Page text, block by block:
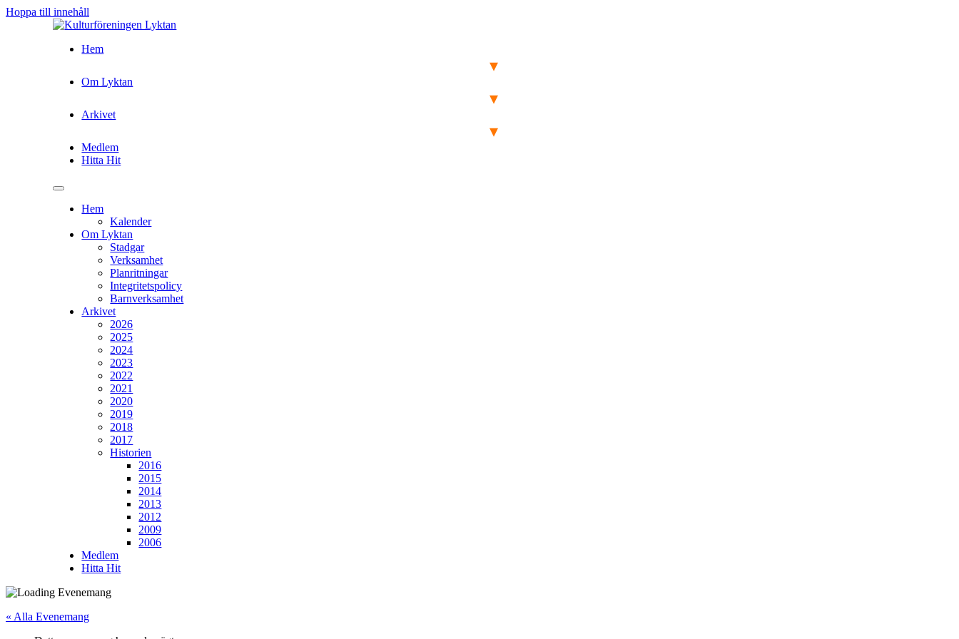
Hoppa till innehåll
Hem
Om Lyktan
Arkivet
Medlem
Hitta Hit
Hem
Kalender
Om Lyktan
Stadgar
Verksamhet
Planritningar
Integritetspolicy
Barnverksamhet
Arkivet
2026
2025
2024
2023
2022
2021
2020
2019
2018
2017
Historien
2016
2015
2014
2013
2012
2009
2006
Medlem
Hitta Hit
« Alla Evenemang